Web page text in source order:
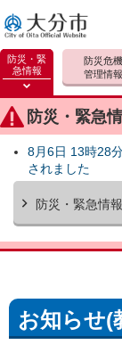
大分市
防災・緊
急情報
防災緊
急情報
を開く
防災・緊急
8月6日 13時28
されました
防災・緊急情
防災危機
管理情報
お知らせ(